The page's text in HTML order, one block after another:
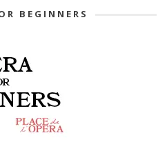
BEGINNERS